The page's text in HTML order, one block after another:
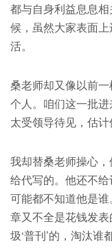
都与自身利益息息
候，虽然大家表面
活。
桑老师却又像以前
个人。咱们这一批
太受领导待见，估
我却替桑老师操心
给代写的。他还不
可能都不知道他是
章又不全是花钱发
圾‘普刊’的，淘汰谁